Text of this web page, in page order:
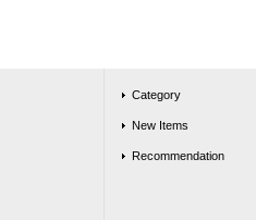
Category
New Items
Recommendation